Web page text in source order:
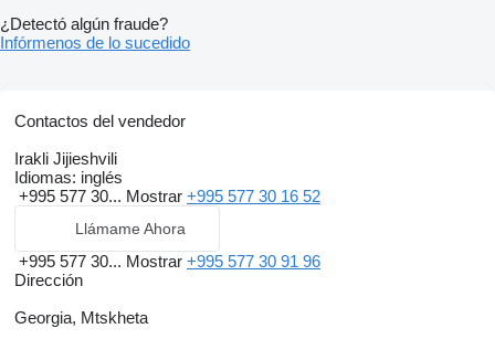
¿Detectó algún fraude?
Infórmenos de lo sucedido
Contactos del vendedor
Irakli Jijieshvili
Idiomas: inglés
+995 577 30... Mostrar +995 577 30 16 52
Llámame Ahora
+995 577 30... Mostrar +995 577 30 91 96
Dirección
Georgia, Mtskheta